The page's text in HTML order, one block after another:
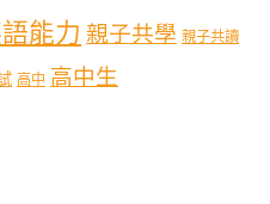
能力 親子共學 親子共讀
高中 高中生